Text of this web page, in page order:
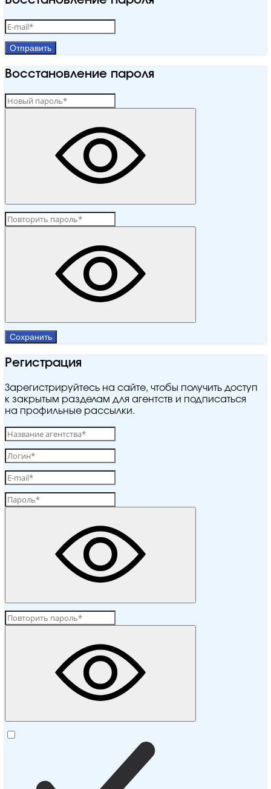
Отправить
Восстановление пароля
Сохранить
Регистрация
Зарегистрируйтесь на сайте, чтобы получить доступ
к закрытым разделам для агентств и подписаться
на профильные рассылки.